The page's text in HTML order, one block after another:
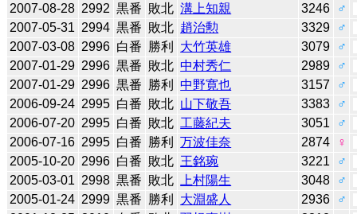
2007-08-28 2992 黒番 敗北 溝上知親 3246
♂
2007-05-31 2994 黒番 敗北 趙治勲 3329
♂
2007-03-08 2996 白番 勝利 大竹英雄 3079
♂
2007-01-29 2996 黒番 敗北 中村秀仁 2989
♂
2007-01-29 2996 黒番 勝利 中野寛也 3157
♂
2006-09-24 2995 白番 敗北 山下敬吾 3383
♂
2006-07-20 2995 白番 敗北 工藤紀夫 3051
♂
2006-07-16 2995 白番 勝利 万波佳奈 2874
♀
2005-10-20 2996 白番 敗北 王銘琬 3221
♂
2005-03-01 2998 黒番 敗北 上村陽生 3048
♂
2005-01-24 2999 黒番 勝利 大淵盛人 2936
♂